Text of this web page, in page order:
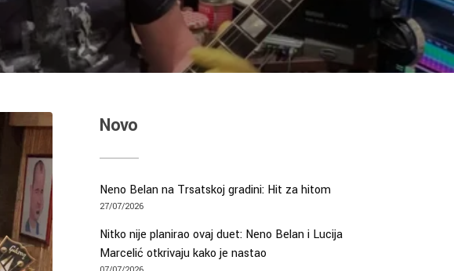
Novo
Neno Belan na Trsatskoj gradini: Hit za hitom
27/07/2026
Nitko nije planirao ovaj duet: Neno Belan i Lucija
Marcelić otkrivaju kako je nastao